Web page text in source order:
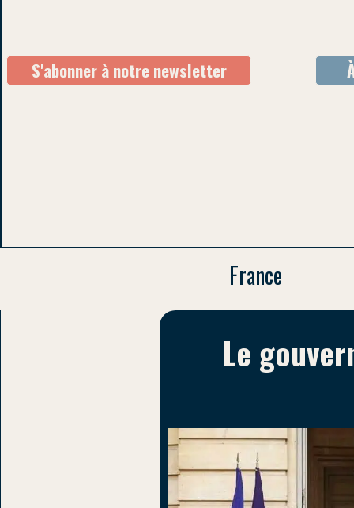
S'abonner à notre newsletter
France
Le